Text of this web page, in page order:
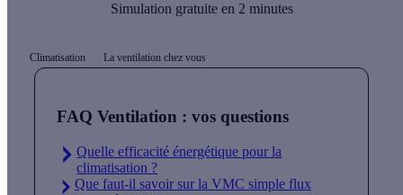
Simulation gratuite en 2 minutes
Climatisation La ventilation chez vous
FAQ Ventilation : vos questions
Quelle efficacité énergétique pour la
climatisation ?
Que faut-il savoir sur la VMC simple flux